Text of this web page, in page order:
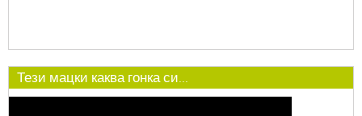
Тези мацки каква гонка си...